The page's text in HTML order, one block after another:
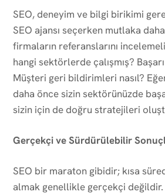
SEO, deneyim ve bilgi birikimi
SEO ajansı seçerken mutlaka daha
firmaların referanslarını
hangi sektörlerde çalışmış?
Müşteri geri bildirimleri nasıl?
daha önce sizin sektörünüzde
sizin için de doğru stratejileri
Gerçekçi ve Sürdürülebilir
SEO bir maraton gibidir; kısa
almak genellikle gerçekçi